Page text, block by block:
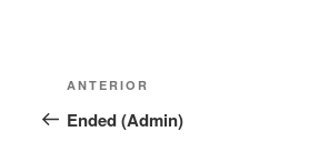
Navegação
de
Post
anterior
ANTERIOR
Ended (Admin)